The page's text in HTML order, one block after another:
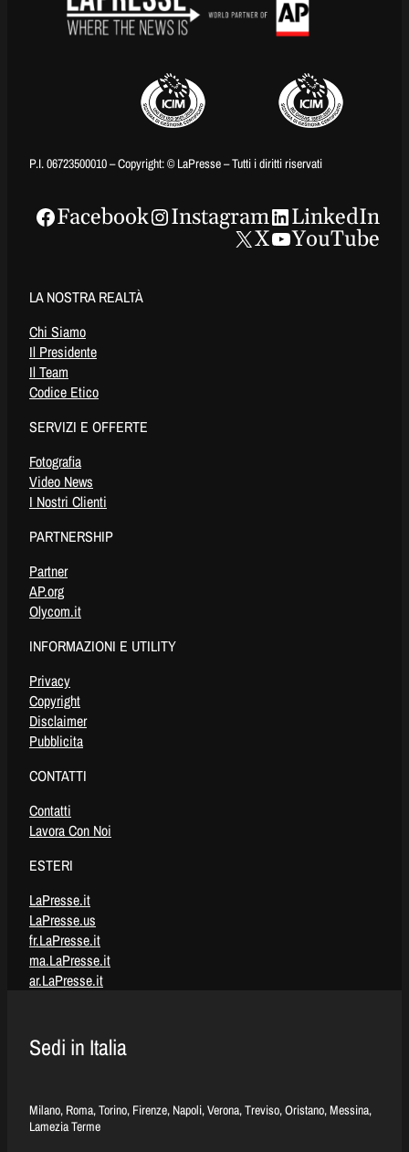
P.I. 06723500010 – Copyright: © LaPresse – Tutti i diritti riservati
Facebook Instagram
LinkedIn
X
YouTube
LA NOSTRA REALTÀ
Chi Siamo
Il Presidente
Il Team
Codice Etico
SERVIZI E OFFERTE
Fotografia
Video News
I Nostri Clienti
PARTNERSHIP
Partner
AP.org
Olycom.it
INFORMAZIONI E UTILITY
Privacy
Copyright
Disclaimer
Pubblicita
CONTATTI
Contatti
Lavora Con Noi
ESTERI
LaPresse.it
LaPresse.us
fr.LaPresse.it
ma.LaPresse.it
ar.LaPresse.it
Sedi in Italia
Milano, Roma, Torino, Firenze, Napoli, Verona, Treviso, Oristano, Messina,
Lamezia Terme